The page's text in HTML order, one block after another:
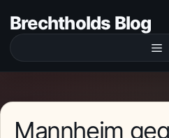
Inhalt
springen
Brechtholds Blog
Mannheim